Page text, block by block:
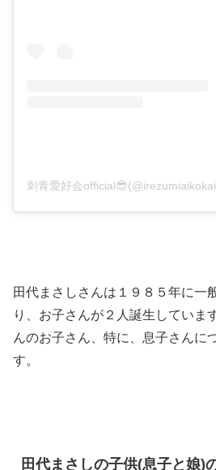
田代まさしさんは１９８５年に一
り、お子さんが２人誕生していま
んのお子さん、特に、息子さんに
す。
田代まさしの子供(息子と娘)